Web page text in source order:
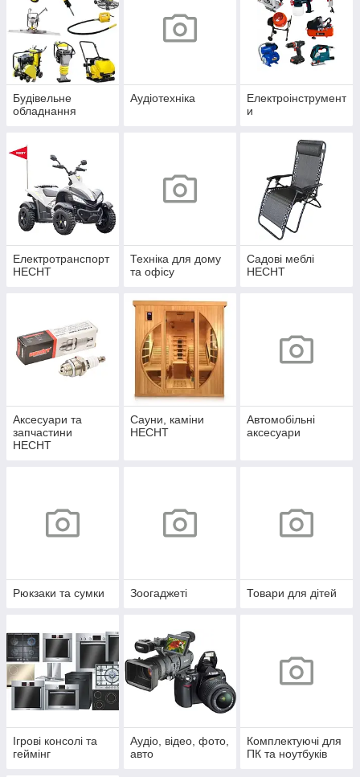
Будівельне
обладнання
Аудіотехніка
Електроінструмент
и
Електротранспорт
HECHT
Техніка для дому
та офісу
Садові меблі
HECHT
Аксесуари та
запчастини
HECHT
Сауни, каміни
HECHT
Автомобільні
аксесуари
Рюкзаки та сумки Зоогаджеті Товари для дітей
Ігрові консолі та
геймінг
Аудіо, відео, фото,
авто
Комплектуючі для
ПК та ноутбуків